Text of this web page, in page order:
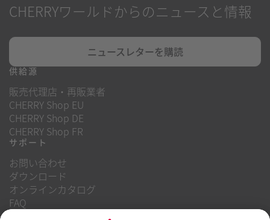
CHERRYワールドからのニュースと情報
ニュースレターを購読
供給源
販売代理店・再販業者
CHERRY Shop EU
CHERRY Shop DE
CHERRY Shop FR
サポート
お問い合わせ
ダウンロード
オンラインカタログ
FAQ
当社について